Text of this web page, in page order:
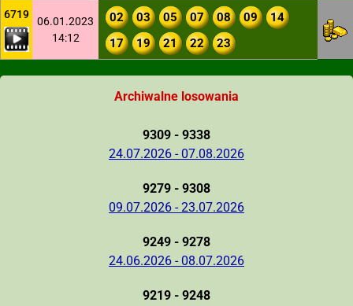
6719
06.01.2023
14:12
02 03 05 07 08 09
14
17
19 21 22 23
Archiwalne losowania
9309 - 9338
24.07.2026 - 07.08.2026
9279 - 9308
09.07.2026 - 23.07.2026
9249 - 9278
24.06.2026 - 08.07.2026
9219 - 9248